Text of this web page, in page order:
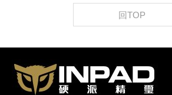
回TOP